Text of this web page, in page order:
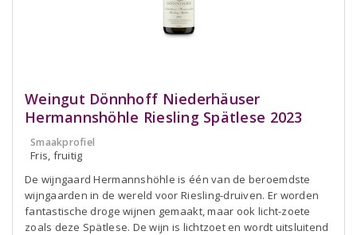
Weingut Dönnhoff Niederhäuser
Hermannshöhle Riesling Spätlese 2023
Smaakprofiel
Fris, fruitig
De wijngaard Hermannshöhle is één van de beroemdste
wijngaarden in de wereld voor Riesling-druiven. Er worden
fantastische droge wijnen gemaakt, maar ook licht-zoete
zoals deze Spätlese. De wijn is lichtzoet en wordt uitsluitend